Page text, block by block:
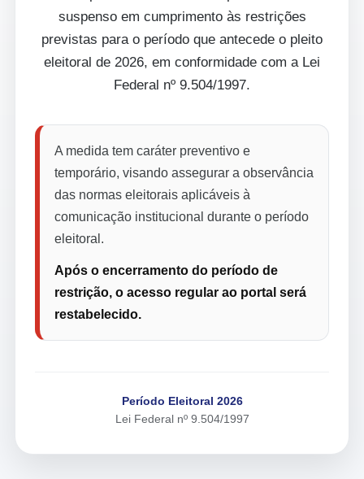
suspenso em cumprimento às restrições
previstas para o período que antecede o pleito
eleitoral de 2026, em conformidade com a Lei
Federal nº 9.504/1997.
A medida tem caráter preventivo e
temporário, visando assegurar a observância
das normas eleitorais aplicáveis à
comunicação institucional durante o período
eleitoral.
Após o encerramento do período de
restrição, o acesso regular ao portal será
restabelecido.
Período Eleitoral 2026
Lei Federal nº 9.504/1997